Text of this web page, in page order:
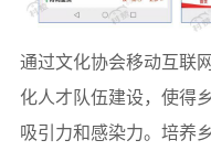
通过文化协会移动互联
化人才队伍建设，使得
吸引力和感染力。培养